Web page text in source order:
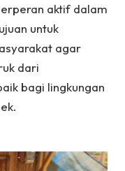
aktif dalam
untuk
agar
dari
bagi lingkungan